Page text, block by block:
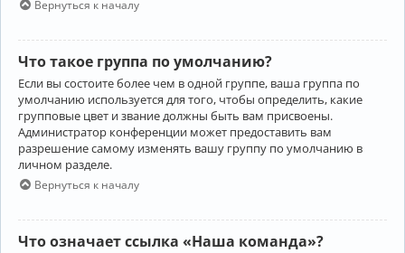
Вернуться к началу
Что такое группа по умолчанию?
Если вы состоите более чем в одной группе, ваша группа по
умолчанию используется для того, чтобы определить, какие
групповые цвет и звание должны быть вам присвоены.
Администратор конференции может предоставить вам
разрешение самому изменять вашу группу по умолчанию в
личном разделе.
Вернуться к началу
Что означает ссылка «Наша команда»?